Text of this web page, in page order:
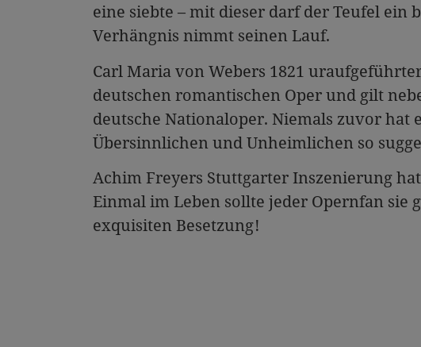
eine siebte – mit dieser darf der Teufel ein
Verhängnis nimmt seinen Lauf.
Carl Maria von Webers 1821
deutschen romantischen Oper und gilt
deutsche Nationaloper. Niemals zuvor hat
Übersinnlichen und Unheimlichen so
Achim Freyers Stuttgarter Inszenierung
Einmal im Leben sollte jeder Opernfan sie
exquisiten Besetzung !